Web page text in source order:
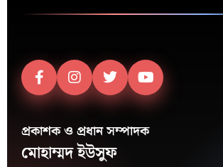
প্রকাশক ও প্রধান সম্পাদক
মোহাম্মদ ইউসুফ